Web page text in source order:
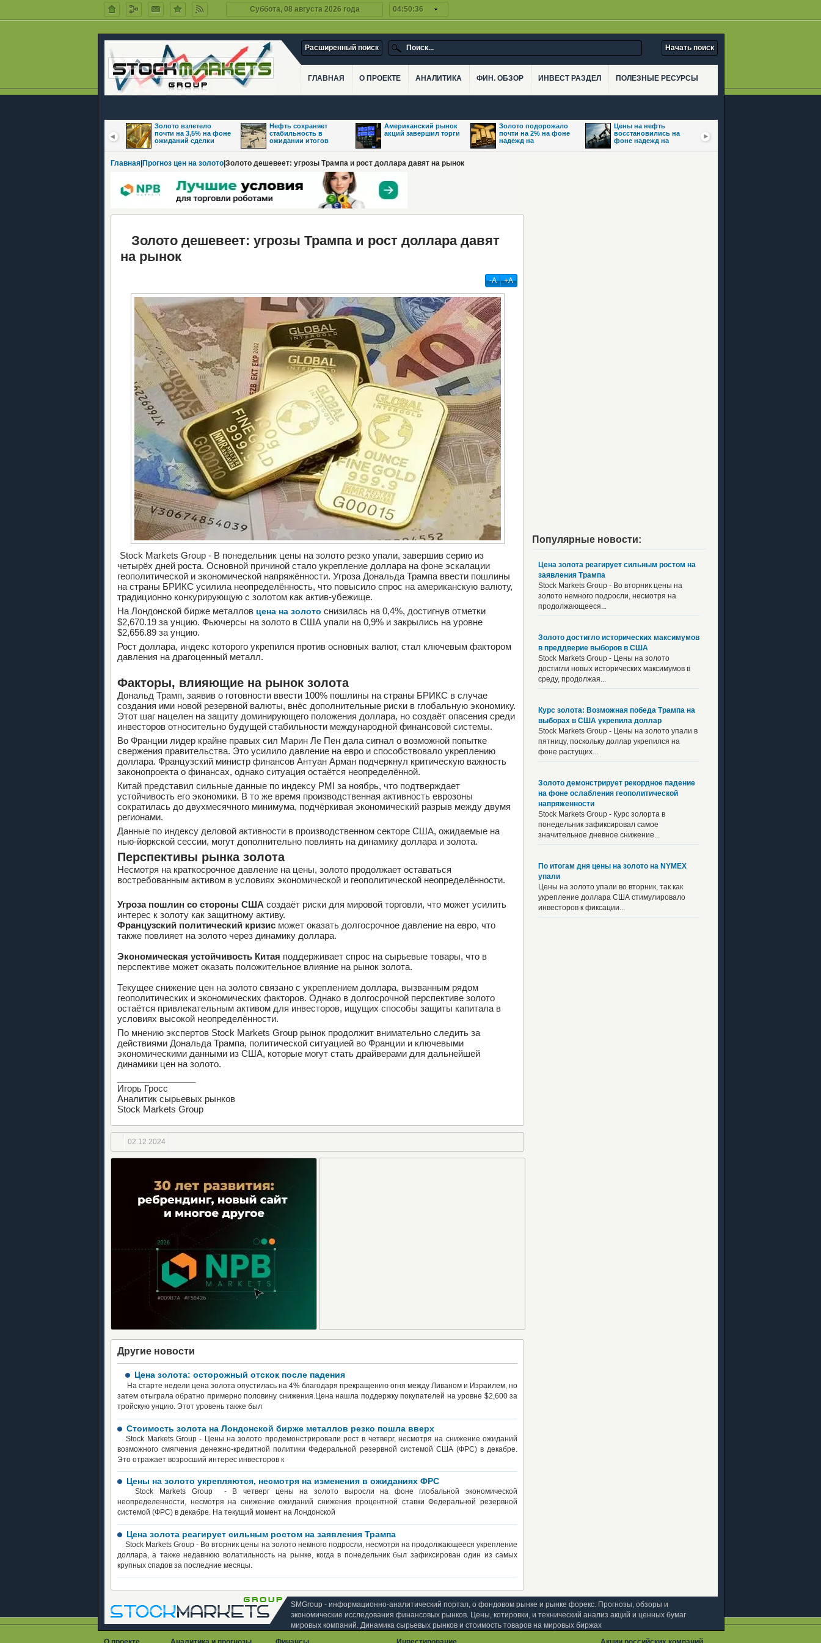
Суббота, 08 августа 2026 года 04:50:36
Расширенный поиск
ГЛАВНАЯ О ПРОЕКТЕ АНАЛИТИКА ФИН. ОБЗОР ИНВЕСТ РАЗДЕЛ ПОЛЕЗНЫЕ РЕСУРСЫ
Золото взлетело
почти на 3,5% на фоне
ожиданий сделки
Нефть сохраняет
стабильность в
ожидании итогов
Американский рынок
акций завершил торги
Золото подорожало
почти на 2% на фоне
надежд на
Цены на нефть
восстановились на
фоне надежд на
Главная Прогноз цен на золото |Золото дешевеет: угрозы Трампа и рост доллара давят на рынок
Золото дешевеет: угрозы Трампа и рост доллара давят
на рынок
-А +А
Stock Markets Group - В понедельник цены на золото резко упали, завершив серию из
четырёх дней роста. Основной причиной стало укрепление доллара на фоне эскалации
геополитической и экономической напряжённости. Угроза Дональда Трампа ввести пошлины
на страны БРИКС усилила неопределённость, что повысило спрос на американскую валюту,
традиционно конкурирующую с золотом как актив-убежище.
На Лондонской бирже металлов цена на золото снизилась на 0,4%, достигнув отметки
$2,670.19 за унцию. Фьючерсы на золото в США упали на 0,9% и закрылись на уровне
$2,656.89 за унцию.
Рост доллара, индекс которого укрепился против основных валют, стал ключевым фактором
давления на драгоценный металл.
Факторы, влияющие на рынок золота
Дональд Трамп, заявив о готовности ввести 100% пошлины на страны БРИКС в случае
создания ими новой резервной валюты, внёс дополнительные риски в глобальную экономику.
Этот шаг нацелен на защиту доминирующего положения доллара, но создаёт опасения среди
инвесторов относительно будущей стабильности международной финансовой системы.
Во Франции лидер крайне правых сил Марин Ле Пен дала сигнал о возможной попытке
свержения правительства. Это усилило давление на евро и способствовало укреплению
доллара. Французский министр финансов Антуан Арман подчеркнул критическую важность
законопроекта о финансах, однако ситуация остаётся неопределённой.
Китай представил сильные данные по индексу PMI за ноябрь, что подтверждает
устойчивость его экономики. В то же время производственная активность еврозоны
сократилась до двухмесячного минимума, подчёркивая экономический разрыв между двумя
регионами.
Данные по индексу деловой активности в производственном секторе США, ожидаемые на
нью-йоркской сессии, могут дополнительно повлиять на динамику доллара и золота.
Перспективы рынка золота
Несмотря на краткосрочное давление на цены, золото продолжает оставаться
востребованным активом в условиях экономической и геополитической неопределённости.
Угроза пошлин со стороны США создаёт риски для мировой торговли, что может усилить
интерес к золоту как защитному активу.
Французский политический кризис может оказать долгосрочное давление на евро, что
также повлияет на золото через динамику доллара.
Экономическая устойчивость Китая поддерживает спрос на сырьевые товары, что в
перспективе может оказать положительное влияние на рынок золота.
Текущее снижение цен на золото связано с укреплением доллара, вызванным рядом
геополитических и экономических факторов. Однако в долгосрочной перспективе золото
остаётся привлекательным активом для инвесторов, ищущих способы защиты капитала в
условиях высокой неопределённости.
По мнению экспертов Stock Markets Group рынок продолжит внимательно следить за
действиями Дональда Трампа, политической ситуацией во Франции и ключевыми
экономическими данными из США, которые могут стать драйверами для дальнейшей
динамики цен на золото.
Игорь Гросс
Аналитик сырьевых рынков
Stock Markets Group
02.12.2024
Другие новости
Цена золота: осторожный отскок после падения
На старте недели цена золота опустилась на 4% благодаря прекращению огня между Ливаном и Израилем, но
затем отыграла обратно примерно половину снижения.Цена нашла поддержку покупателей на уровне $2,600 за
тройскую унцию. Этот уровень также был
Стоимость золота на Лондонской бирже металлов резко пошла вверх
Stock Markets Group - Цены на золото продемонстрировали рост в четверг, несмотря на снижение ожиданий
возможного смягчения денежно-кредитной политики Федеральной резервной системой США (ФРС) в декабре.
Это отражает возросший интерес инвесторов к
Цены на золото укрепляются, несмотря на изменения в ожиданиях ФРС
Stock Markets Group - В четверг цены на золото выросли на фоне глобальной экономической
неопределенности, несмотря на снижение ожиданий снижения процентной ставки Федеральной резервной
системой (ФРС) в декабре. На текущий момент на Лондонской
Цена золота реагирует сильным ростом на заявления Трампа
Stock Markets Group - Во вторник цены на золото немного подросли, несмотря на продолжающееся укрепление
доллара, а также недавнюю волатильность на рынке, когда в понедельник был зафиксирован один из самых
крупных спадов за последние месяцы.
Популярные новости:
Цена золота реагирует сильным ростом на
заявления Трампа
Stock Markets Group - Во вторник цены на
золото немного подросли, несмотря на
продолжающееся...
Золото достигло исторических максимумов
в преддверие выборов в США
Stock Markets Group - Цены на золото
достигли новых исторических максимумов в
среду, продолжая...
Курс золота: Возможная победа Трампа на
выборах в США укрепила доллар
Stock Markets Group - Цены на золото упали в
пятницу, поскольку доллар укрепился на
фоне растущих...
Золото демонстрирует рекордное падение
на фоне ослабления геополитической
напряженности
Stock Markets Group - Курс золорта в
понедельник зафиксировал самое
значительное дневное снижение...
По итогам дня цены на золото на NYMEX
упали
Цены на золото упали во вторник, так как
укрепление доллара США стимулировало
инвесторов к фиксации...
SMGroup - информационно-аналитический портал, о фондовом рынке и рынке форекс. Прогнозы, обзоры и
экономические исследования финансовых рынков. Цены, котировки, и технический анализ акций и ценных бумаг
мировых компаний. Динамика сырьевых рынков и стоимость товаров на мировых биржах